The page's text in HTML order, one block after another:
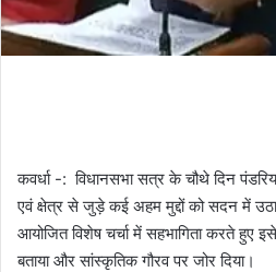
कवर्धा -: विधानसभा सत्र के चौथे दिन
एवं क्षेत्र से जुड़े कई अहम मुद्दों को सदन में
आयोजित विशेष चर्चा में सहभागिता करते हुए
बताया और सांस्कृतिक गौरव पर जोर दिया।